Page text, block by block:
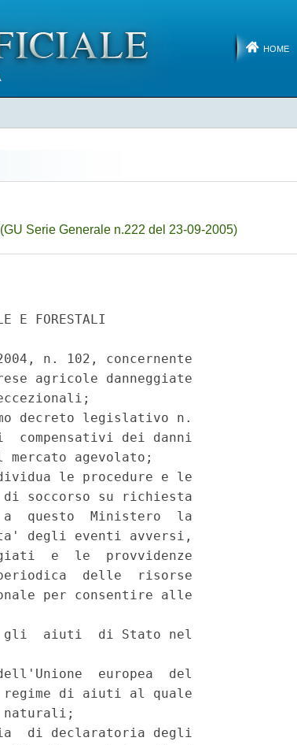
HOME
(GU Serie Generale n.222 del 23-09-2005)